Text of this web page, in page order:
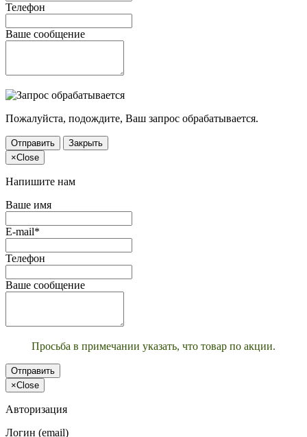
Телефон
Ваше сообщение
Пожалуйста, подождите, Ваш запрос обрабатывается.
Отправить
Закрыть
×Close
Напишите нам
Ваше имя
E-mail*
Телефон
Ваше сообщение
Просьба в примечании указать, что товар по акции.
Отправить
×Close
Авторизация
Логин (email)